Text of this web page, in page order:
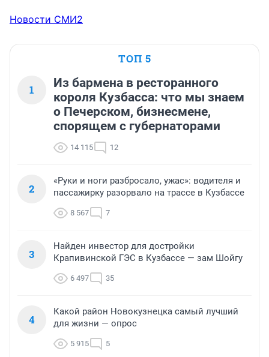
Новости СМИ2
ТОП 5
1
Из бармена в ресторанного
короля Кузбасса: что мы знаем
о Печерском, бизнесмене,
спорящем с губернаторами
14 115 12
2
«Руки и ноги разбросало, ужас»: водителя и
пассажирку разорвало на трассе в Кузбассе
8 567 7
3
Найден инвестор для достройки
Крапивинской ГЭС в Кузбассе — зам Шойгу
6 497 35
4
Какой район Новокузнецка самый лучший
для жизни — опрос
5 915 5